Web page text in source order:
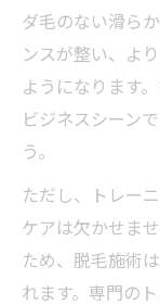
ダ毛のない滑ら
ンスが整い、よ
ようになります
ビジネスシーン
う。
ただし、トレー
ケアは欠かせま
ため、脱毛施術
れます。専門の